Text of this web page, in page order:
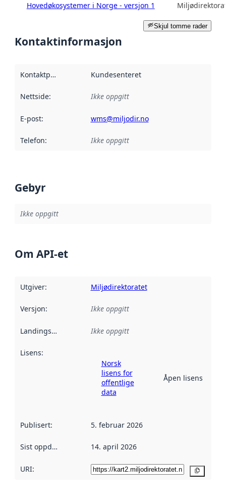
Hovedøkosystemer i Norge - versjon 1
Skjul tomme rader
Kontaktinformasjon
Kontaktpunkt Kundesenteret
Nettside: Ikke oppgitt
E-post: wms@miljodir.no
Telefon: Ikke oppgitt
Gebyr
Ikke oppgitt
Om API-et
Utgiver: Miljødirektoratet
Versjon: Ikke oppgitt
Landingsside Ikke oppgitt
Lisens:
Norsk
lisens for
offentlige
data
Åpen lisens
Publisert: 5. februar 2026
Sist oppdatert 14. april 2026
URI: